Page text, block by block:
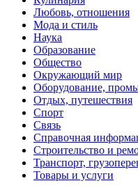
Любовь, отношения
Мода и стиль
Наука
Образование
Общество
Окружающий мир
Оборудование,
Отдых, путешествия
Спорт
Связь
Справочная
Строительство и
Транспорт,
Товары и услуги